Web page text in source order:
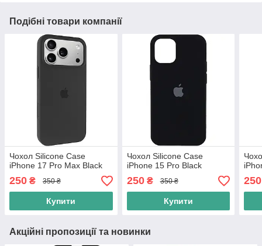
Подібні товари компанії
Чохол Silicone Case
iPhone 17 Pro Max Black
250 ₴ 350 ₴
Купити
Чохол Silicone Case
iPhone 15 Pro Black
250₴ 350 ₴
Купити
250
Акційні пропозиції та новинки